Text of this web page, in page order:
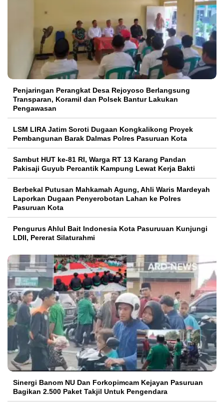
Penjaringan Perangkat Desa Rejoyoso Berlangsung
Transparan, Koramil dan Polsek Bantur Lakukan
Pengawasan
LSM LIRA Jatim Soroti Dugaan Kongkalikong Proyek
Pembangunan Barak Dalmas Polres Pasuruan Kota
Sambut HUT ke-81 RI, Warga RT 13 Karang Pandan
Pakisaji Guyub Percantik Kampung Lewat Kerja Bakti
Berbekal Putusan Mahkamah Agung, Ahli Waris Mardeyah
Laporkan Dugaan Penyerobotan Lahan ke Polres
Pasuruan Kota
Pengurus Ahlul Bait Indonesia Kota Pasuruuan Kunjungi
LDII, Pererat Silaturahmi
Sinergi Banom NU Dan Forkopimcam Kejayan Pasuruan
Bagikan 2.500 Paket Takjil Untuk Pengendara